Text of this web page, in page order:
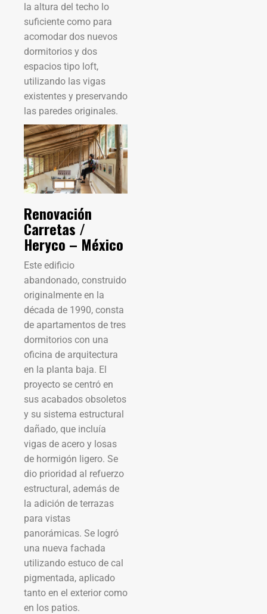
la altura del techo lo
suficiente como para
acomodar dos nuevos
dormitorios y dos
espacios tipo loft,
utilizando las vigas
existentes y preservando
las paredes originales.
Renovación
Carretas /
Heryco – México
Este edificio
abandonado, construido
originalmente en la
década de 1990, consta
de apartamentos de tres
dormitorios con una
oficina de arquitectura
en la planta baja. El
proyecto se centró en
sus acabados obsoletos
y su sistema estructural
dañado, que incluía
vigas de acero y losas
de hormigón ligero. Se
dio prioridad al refuerzo
estructural, además de
la adición de terrazas
para vistas
panorámicas. Se logró
una nueva fachada
utilizando estuco de cal
pigmentada, aplicado
tanto en el exterior como
en los patios.